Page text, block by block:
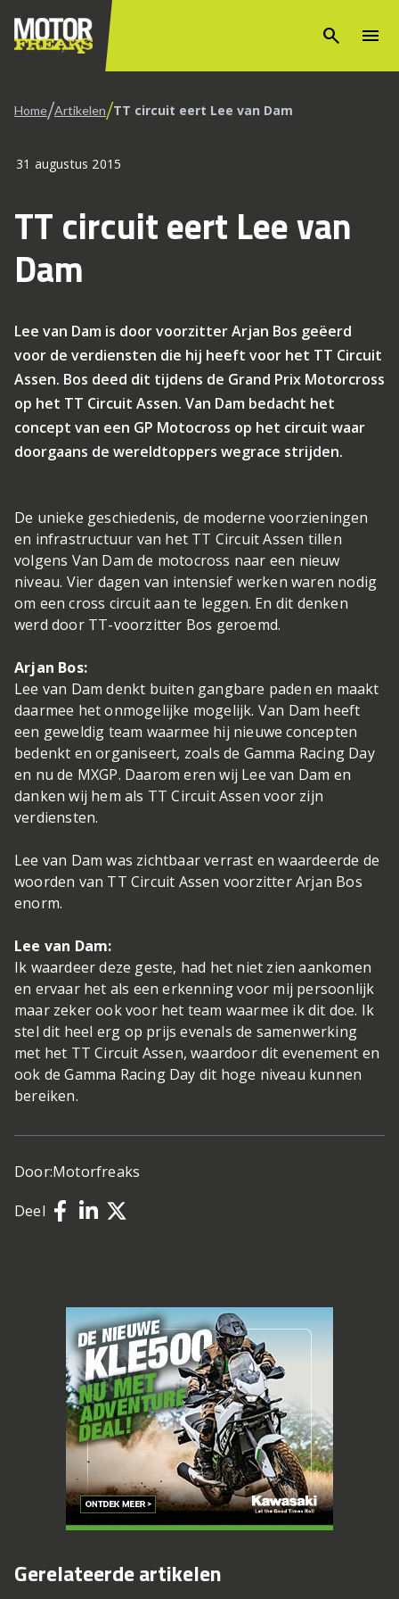
search menu
Home/Artikelen/TT circuit eert Lee van Dam
31 augustus 2015
TT circuit eert Lee van
Dam
Lee van Dam is door voorzitter Arjan Bos geëerd
voor de verdiensten die hij heeft voor het TT Circuit
Assen. Bos deed dit tijdens de Grand Prix Motorcross
op het TT Circuit Assen. Van Dam bedacht het
concept van een GP Motocross op het circuit waar
doorgaans de wereldtoppers wegrace strijden.
De unieke geschiedenis, de moderne voorzieningen
en infrastructuur van het TT Circuit Assen tillen
volgens Van Dam de motocross naar een nieuw
niveau. Vier dagen van intensief werken waren nodig
om een cross circuit aan te leggen. En dit denken
werd door TT-voorzitter Bos geroemd.
Arjan Bos:
Lee van Dam denkt buiten gangbare paden en maakt
daarmee het onmogelijke mogelijk. Van Dam heeft
een geweldig team waarmee hij nieuwe concepten
bedenkt en organiseert, zoals de Gamma Racing Day
en nu de MXGP. Daarom eren wij Lee van Dam en
danken wij hem als TT Circuit Assen voor zijn
verdiensten.
Lee van Dam was zichtbaar verrast en waardeerde de
woorden van TT Circuit Assen voorzitter Arjan Bos
enorm.
Lee van Dam:
Ik waardeer deze geste, had het niet zien aankomen
en ervaar het als een erkenning voor mij persoonlijk
maar zeker ook voor het team waarmee ik dit doe. Ik
stel dit heel erg op prijs evenals de samenwerking
met het TT Circuit Assen, waardoor dit evenement en
ook de Gamma Racing Day dit hoge niveau kunnen
bereiken.
Door:Motorfreaks
Deel
Gerelateerde artikelen